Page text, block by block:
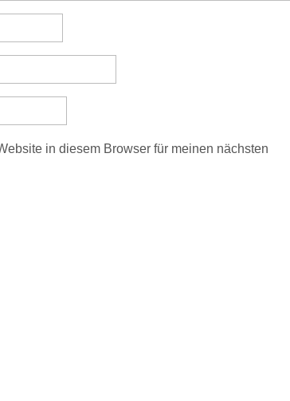
in diesem Browser für meinen nächsten